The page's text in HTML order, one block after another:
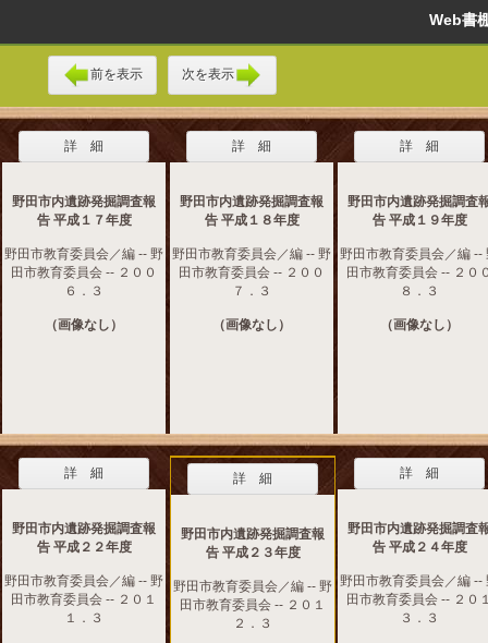
Web
前を表示 次を表示
詳 細
野田市内遺跡発掘調査報
告 平成１７年度
野田市教育委員会／編 -- 野
田市教育委員会 -- ２００
６．３
（画像なし）
詳 細
野田市内遺跡発掘調査報
告 平成１８年度
野田市教育委員会／編 -- 野
田市教育委員会 -- ２００
７．３
（画像なし）
詳 細
野田市内遺跡発掘調査
告 平成１９年度
野田市教育委員会／編 --
田市教育委員会 -- ２０
８．３
（画像なし）
詳 細
野田市内遺跡発掘調査報
告 平成２２年度
野田市教育委員会／編 -- 野
田市教育委員会 -- ２０１
１．３
詳 細
野田市内遺跡発掘調査報
告 平成２３年度
野田市教育委員会／編 -- 野
田市教育委員会 -- ２０１
２．３
詳 細
野田市内遺跡発掘調査
告 平成２４年度
野田市教育委員会／編 --
田市教育委員会 -- ２０
３．３